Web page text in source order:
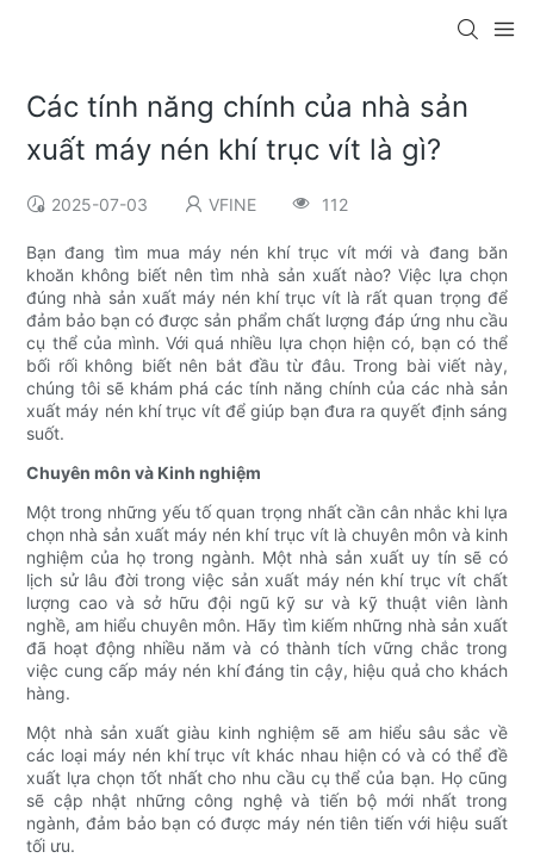
Các tính năng chính của nhà sản
xuất máy nén khí trục vít là gì?
2025-07-03 VFINE 112
Bạn đang tìm mua máy nén khí trục vít mới và đang băn
khoăn không biết nên tìm nhà sản xuất nào? Việc lựa chọn
đúng nhà sản xuất máy nén khí trục vít là rất quan trọng để
đảm bảo bạn có được sản phẩm chất lượng đáp ứng nhu cầu
cụ thể của mình. Với quá nhiều lựa chọn hiện có, bạn có thể
bối rối không biết nên bắt đầu từ đâu. Trong bài viết này,
chúng tôi sẽ khám phá các tính năng chính của các nhà sản
xuất máy nén khí trục vít để giúp bạn đưa ra quyết định sáng
suốt.
Chuyên môn và Kinh nghiệm
Một trong những yếu tố quan trọng nhất cần cân nhắc khi lựa
chọn nhà sản xuất máy nén khí trục vít là chuyên môn và kinh
nghiệm của họ trong ngành. Một nhà sản xuất uy tín sẽ có
lịch sử lâu đời trong việc sản xuất máy nén khí trục vít chất
lượng cao và sở hữu đội ngũ kỹ sư và kỹ thuật viên lành
nghề, am hiểu chuyên môn. Hãy tìm kiếm những nhà sản xuất
đã hoạt động nhiều năm và có thành tích vững chắc trong
việc cung cấp máy nén khí đáng tin cậy, hiệu quả cho khách
hàng.
Một nhà sản xuất giàu kinh nghiệm sẽ am hiểu sâu sắc về
các loại máy nén khí trục vít khác nhau hiện có và có thể đề
xuất lựa chọn tốt nhất cho nhu cầu cụ thể của bạn. Họ cũng
sẽ cập nhật những công nghệ và tiến bộ mới nhất trong
ngành, đảm bảo bạn có được máy nén tiên tiến với hiệu suất
tối ưu.